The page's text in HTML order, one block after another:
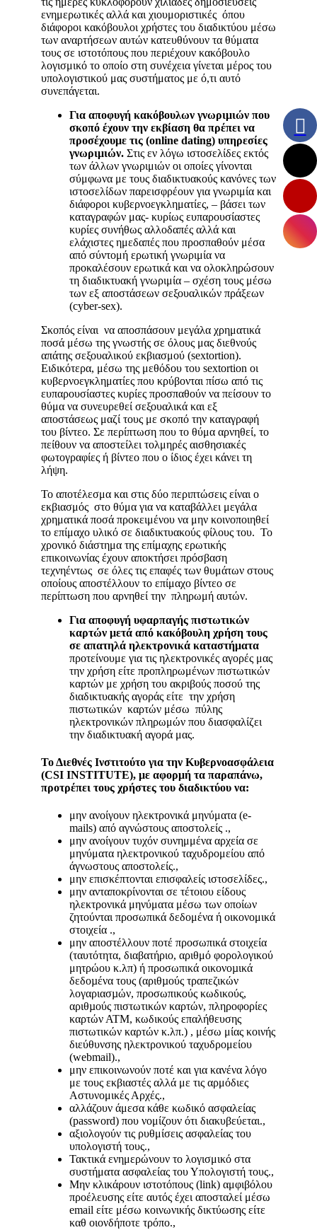
ενημερωτικές αλλά και χιουμοριστικές όπου
διάφοροι κακόβουλοι χρήστες του διαδικτύου μέσω
των αναρτήσεων αυτών κατευθύνουν τα θύματα
τους σε ιστοτόπους που περιέχουν κακόβουλο
λογισμικό το οποίο στη συνέχεια γίνεται μέρος του
υπολογιστικού μας συστήματος με ό,τι αυτό
συνεπάγεται.
Για αποφυγή κακόβουλων γνωριμιών που
σκοπό έχουν την εκβίαση θα πρέπει να
προσέχουμε τις (online dating) υπηρεσίες
γνωριμιών. Στις εν λόγω ιστοσελίδες εκτός
των άλλων γνωριμιών οι οποίες γίνονται
σύμφωνα με τους διαδικτυακούς κανόνες των
ιστοσελίδων παρεισφρέουν για γνωριμία και
διάφοροι κυβερνοεγκληματίες, – βάσει των
καταγραφών μας- κυρίως ευπαρουσίαστες
κυρίες συνήθως αλλοδαπές αλλά και
ελάχιστες ημεδαπές που προσπαθούν μέσα
από σύντομή ερωτική γνωριμία να
προκαλέσουν ερωτικά και να ολοκληρώσουν
τη διαδικτυακή γνωριμία – σχέση τους μέσω
των εξ αποστάσεων σεξουαλικών πράξεων
(cyber-sex).
Σκοπός είναι να αποσπάσουν μεγάλα χρηματικά
ποσά μέσω της γνωστής σε όλους μας διεθνούς
απάτης σεξουαλικού εκβιασμού (sextortion).
Ειδικότερα, μέσω της μεθόδου του sextortion οι
κυβερνοεγκληματίες που κρύβονται πίσω από τις
ευπαρουσίαστες κυρίες προσπαθούν να πείσουν το
θύμα να συνευρεθεί σεξουαλικά και εξ
αποστάσεως μαζί τους με σκοπό την καταγραφή
του βίντεο. Σε περίπτωση που το θύμα αρνηθεί, το
πείθουν να αποστείλει τολμηρές αισθησιακές
φωτογραφίες ή βίντεο που ο ίδιος έχει κάνει τη
λήψη.
Το αποτέλεσμα και στις δύο περιπτώσεις είναι ο
εκβιασμός στο θύμα για να καταβάλλει μεγάλα
χρηματικά ποσά προκειμένου να μην κοινοποιηθεί
το επίμαχο υλικό σε διαδικτυακούς φίλους του. Το
χρονικό διάστημα της επίμαχης ερωτικής
επικοινωνίας έχουν αποκτήσει πρόσβαση
τεχνηέντως σε όλες τις επαφές των θυμάτων στους
οποίους αποστέλλουν το επίμαχο βίντεο σε
περίπτωση που αρνηθεί την πληρωμή αυτών.
Για αποφυγή υφαρπαγής πιστωτικών
καρτών μετά από κακόβουλη χρήση τους
σε απατηλά ηλεκτρονικά καταστήματα
προτείνουμε για τις ηλεκτρονικές αγορές μας
την χρήση είτε προπληρωμένων πιστωτικών
καρτών με χρήση του ακριβούς ποσού της
διαδικτυακής αγοράς είτε την χρήση
πιστωτικών καρτών μέσω πύλης
ηλεκτρονικών πληρωμών που διασφαλίζει
την διαδικτυακή αγορά μας.
Το Διεθνές Ινστιτούτο για την Κυβερνοασφάλεια
(CSI INSTITUTE), με αφορμή τα παραπάνω,
προτρέπει τους χρήστες του διαδικτύου να:
μην ανοίγουν ηλεκτρονικά μηνύματα (e-
mails) από αγνώστους αποστολείς .,
μην ανοίγουν τυχόν συνημμένα αρχεία σε
μηνύματα ηλεκτρονικού ταχυδρομείου από
άγνωστους αποστολείς.,
μην επισκέπτονται επισφαλείς ιστοσελίδες.,
μην ανταποκρίνονται σε τέτοιου είδους
ηλεκτρονικά μηνύματα μέσω των οποίων
ζητούνται προσωπικά δεδομένα ή οικονομικά
στοιχεία .,
μην αποστέλλουν ποτέ προσωπικά στοιχεία
(ταυτότητα, διαβατήριο, αριθμό φορολογικού
μητρώου κ.λπ) ή προσωπικά οικονοµικά
δεδοµένα τους (αριθµούς τραπεζικών
λογαριασµών, προσωπικούς κωδικούς,
αριθµούς πιστωτικών καρτών, πληροφορίες
καρτών ΑΤΜ, κωδικούς επαλήθευσης
πιστωτικών καρτών κ.λπ.) , μέσω μίας κοινής
διεύθυνσης ηλεκτρονικού ταχυδρομείου
(webmail).,
μην επικοινωνούν ποτέ και για κανένα λόγο
με τους εκβιαστές αλλά με τις αρμόδιες
Αστυνομικές Αρχές.,
αλλάζουν άμεσα κάθε κωδικό ασφαλείας
(password) που νομίζουν ότι διακυβεύεται.,
αξιολογούν τις ρυθμίσεις ασφαλείας του
υπολογιστή τους.,
Τακτικά ενημερώνουν το λογισμικό στα
συστήματα ασφαλείας του Υπολογιστή τους.,
Μην κλικάρουν ιστοτόπους (link) αμφιβόλου
προέλευσης είτε αυτός έχει αποσταλεί μέσω
email είτε μέσω κοινωνικής δικτύωσης είτε
καθ οιονδήποτε τρόπο.,